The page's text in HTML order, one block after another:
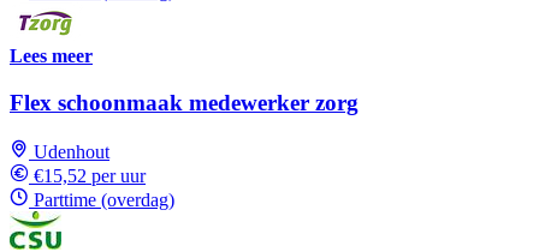
Lees meer
Flex schoonmaak medewerker zorg
Udenhout
€15,52 per uur
Parttime (overdag)